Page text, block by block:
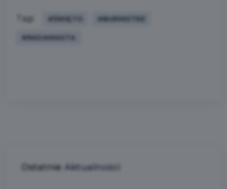
Tagi: #ŚWIĘTO #BURMISTRZ
#RADAMIASTA
Ostatnie Aktualności